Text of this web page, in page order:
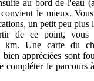
au bord de l'eau
le mieux.
un petit peu plus
de ce point, vous
km. Une carte du
appréciées sont
compléter le parcours